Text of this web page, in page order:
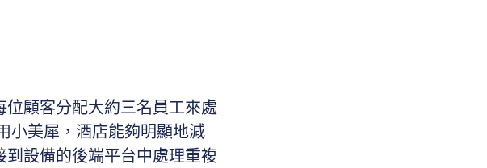
顧客分配大約三名員工來處
小美犀，酒店能夠明顯地減
設備的後端平台中處理重複